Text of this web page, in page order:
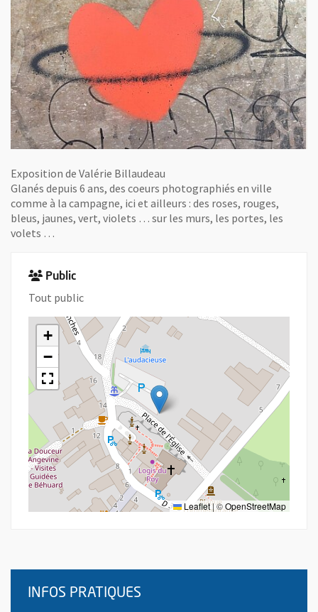
Exposition de Valérie Billaudeau
Glanés depuis 6 ans, des coeurs photographiés en ville
comme à la campagne, ici et ailleurs : des roses, rouges,
bleus, jaunes, vert, violets … sur les murs, les portes, les
volets …
Public
Tout public
+
−
Leaflet|©OpenStreetMap
INFOS PRATIQUES